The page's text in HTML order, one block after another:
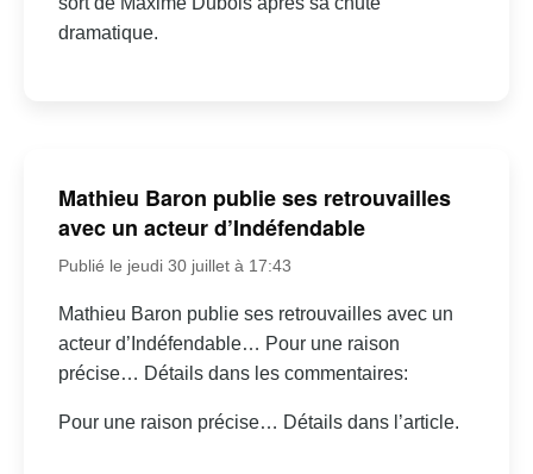
dramatique.
Mathieu Baron publie ses retrouvailles
avec un acteur d’Indéfendable
Publié le jeudi 30 juillet à 17:43
Mathieu Baron publie ses retrouvailles avec un
acteur d’Indéfendable… Pour une raison
précise… Détails dans les commentaires:
Pour une raison précise… Détails dans l’article.